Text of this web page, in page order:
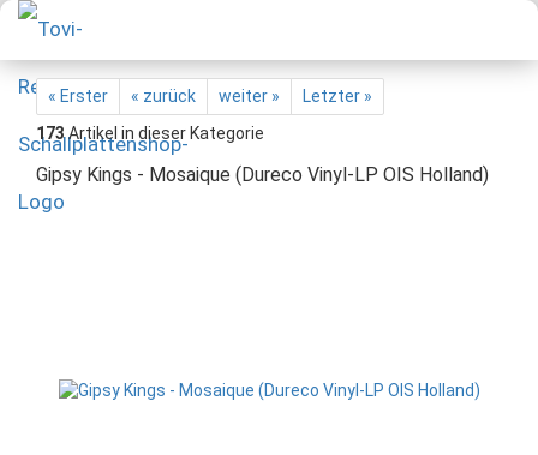
« Erster « zurück weiter »
Letzter »
173Artikel in dieser Kategorie
Gipsy Kings - Mosaique (Dureco Vinyl-LP OIS Holland)